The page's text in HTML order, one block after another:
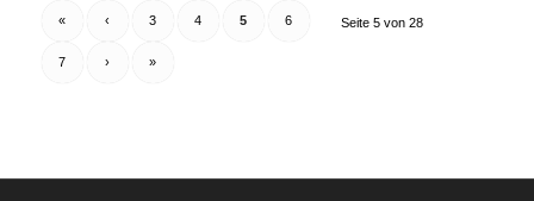
Seite 5 von 28
« ‹ 3 4 5 6
7 › »